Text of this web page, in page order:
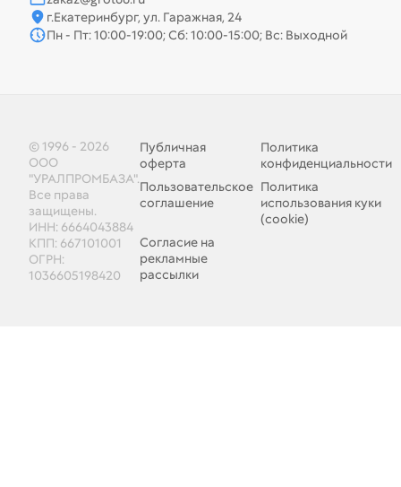
г.Екатеринбург, ул. Гаражная, 24
Пн - Пт: 10:00-19:00; Сб: 10:00-15:00; Вс: Выходной
© 1996 - 2026
ООО
"УРАЛПРОМБАЗА".
Все права
защищены.
ИНН: 6664043884
КПП: 667101001
ОГРН:
1036605198420
Публичная
оферта
Политика
конфиденциальности
Пользовательское
соглашение
Политика
использования куки
(cookie)
Согласие на
рекламные
рассылки